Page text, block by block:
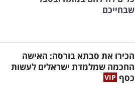
שבחייכם
הכירו את סבתא בורסה: האישה
החכמה שמלמדת ישראלים לעשות
כסף